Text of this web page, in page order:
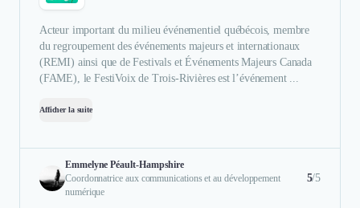
Acteur important du milieu événementiel québécois, membre
du regroupement des événements majeurs et internationaux
(REMI) ainsi que de Festivals et Événements Majeurs Canada
(FAME), le FestiVoix de Trois-Rivières est l’événement ...
Afficher la suite
Emmelyne Péault-Hampshire
Coordonnatrice aux communications et au développement
numérique
5/5